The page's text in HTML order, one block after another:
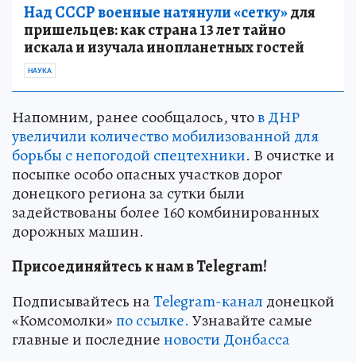
Над СССР военные натянули «сетку»для
пришельцев: как страна 13 лет тайно
искала и изучала инопланетных гостей
НАУКА
Напомним, ранее сообщалось, чтов ДНР
увеличили количество мобилизованной для
борьбы с непогодой спецтехники. В очистке и
посыпке особо опасных участков дорог
донецкого региона за сутки были
задействованы более 160 комбинированных
дорожных машин.
Присоединяйтесь к нам в Telegram!
Подписывайтесь наTelegram-канал донецкой
«Комсомолки»по ссылке. Узнавайте самые
главные и последниеновости Донбасса